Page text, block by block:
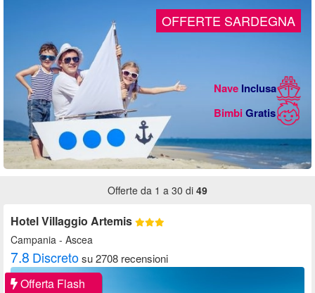
Offerte da 1 a 30 di 49
Hotel Villaggio Artemis
Campania - Ascea
7.8 Discretosu 2708 recensioni
Offerta Flash